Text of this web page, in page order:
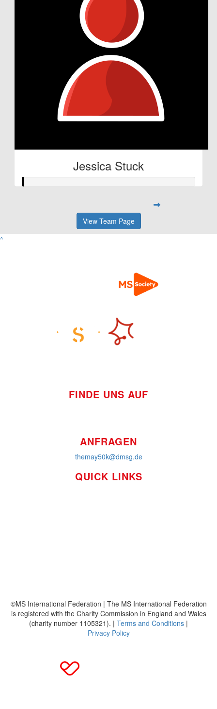
Jessica Stuck
View Team Page
^
FINDE UNS AUF
ANFRAGEN
themay50k@dmsg.de
QUICK LINKS
©MS International Federation | The MS International Federation
is registered with the Charity Commission in England and Wales
(charity number 1105321). | Terms and Conditions |
Privacy Policy